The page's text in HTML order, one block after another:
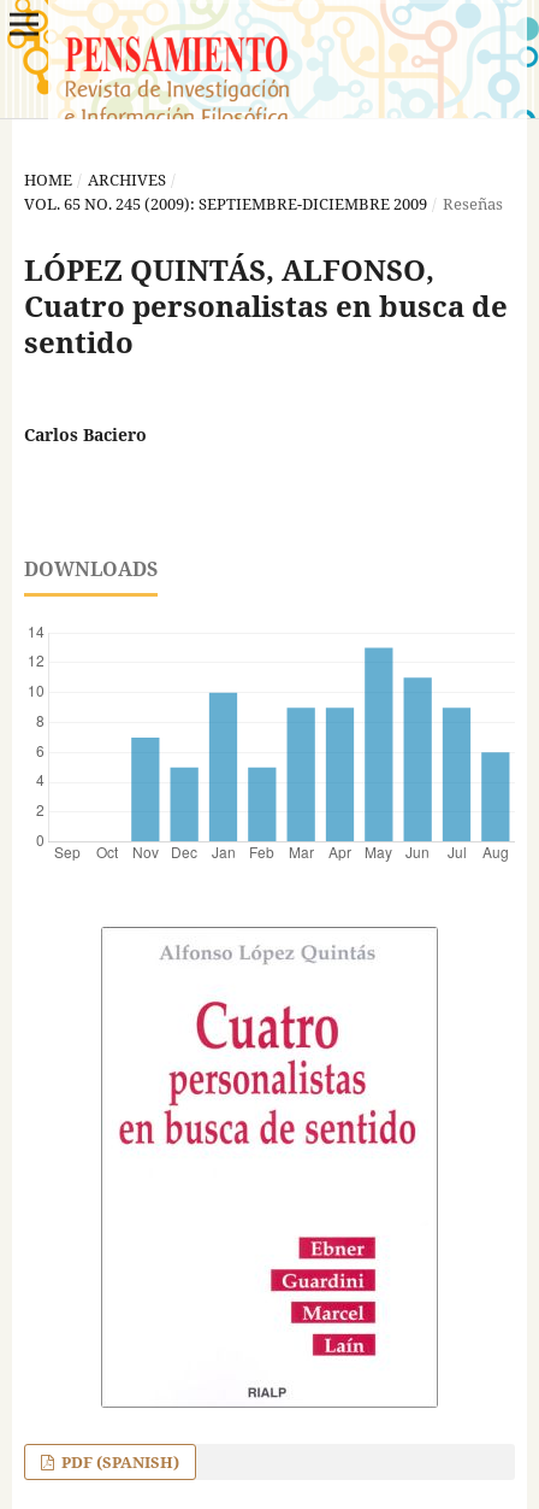
HOME / ARCHIVES /
VOL. 65 NO. 245 (2009): SEPTIEMBRE-DICIEMBRE 2009 / Reseñas
LÓPEZ QUINTÁS, ALFONSO,
Cuatro personalistas en busca de
sentido
Carlos Baciero
DOWNLOADS
PDF (SPANISH)